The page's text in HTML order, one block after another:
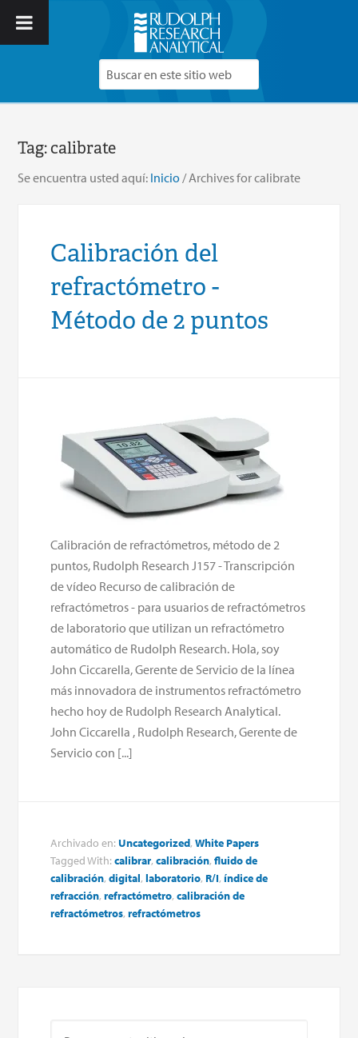
Tag:calibrate
Se encuentra usted aquí: Inicio /Archives for calibrate
Calibración del
refractómetro -
Método de 2 puntos
Calibración de refractómetros, método de 2
puntos, Rudolph Research J157 - Transcripción
de vídeo Recurso de calibración de
refractómetros - para usuarios de refractómetros
de laboratorio que utilizan un refractómetro
automático de Rudolph Research. Hola, soy
John Ciccarella, Gerente de Servicio de la línea
más innovadora de instrumentos refractómetro
hecho hoy de Rudolph Research Analytical.
John Ciccarella , Rudolph Research, Gerente de
Servicio con [...]
Archivado en: Uncategorized,White Papers
Tagged With:calibrar,calibración,fluido de
calibración,digital,laboratorio, R/I,índice de
refracción,refractómetro,calibración de
refractómetros,refractómetros